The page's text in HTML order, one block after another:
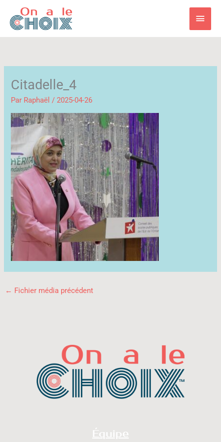
contenu
Citadelle_4
Par Raphaël/2025-04-26
← Fichier média précédent
Équipe